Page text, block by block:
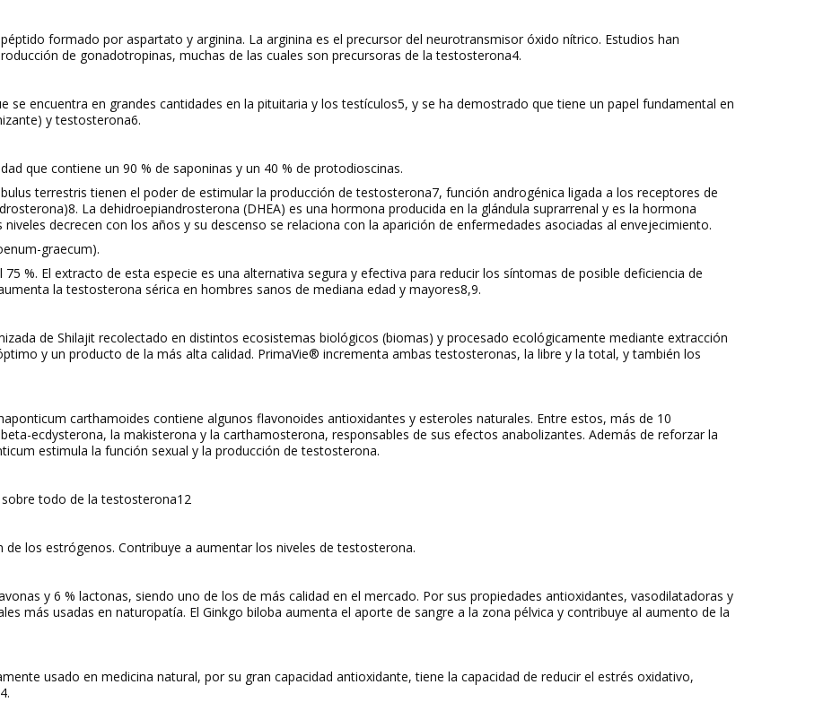
formado por aspartato y arginina. La arginina es el precursor del neurotransmisor óxido nítrico. Estudios han
de gonadotropinas, muchas de las cuales son precursoras de la testosterona4.
se encuentra en grandes cantidades en la pituitaria y los testículos5, y se ha demostrado que tiene un papel fundamental en
y testosterona6.
que contiene un 90 % de saponinas y un 40 % de protodioscinas.
terrestris tienen el poder de estimular la producción de testosterona7, función androgénica ligada a los receptores de
8. La dehidroepiandrosterona (DHEA) es una hormona producida en la glándula suprarrenal y es la hormona
decrecen con los años y su descenso se relaciona con la aparición de enfermedades asociadas al envejecimiento.
graecum).
%. El extracto de esta especie es una alternativa segura y efectiva para reducir los síntomas de posible deficiencia de
la testosterona sérica en hombres sanos de mediana edad y mayores8,9.
de Shilajit recolectado en distintos ecosistemas biológicos (biomas) y procesado ecológicamente mediante extracción
y un producto de la más alta calidad. PrimaVie® incrementa ambas testosteronas, la libre y la total, y también los
carthamoides contiene algunos flavonoides antioxidantes y esteroles naturales. Entre estos, más de 10
ecdysterona, la makisterona y la carthamosterona, responsables de sus efectos anabolizantes. Además de reforzar la
estimula la función sexual y la producción de testosterona.
todo de la testosterona12
los estrógenos. Contribuye a aumentar los niveles de testosterona.
y 6 % lactonas, siendo uno de los de más calidad en el mercado. Por sus propiedades antioxidantes, vasodilatadoras y
más usadas en naturopatía. El Ginkgo biloba aumenta el aporte de sangre a la zona pélvica y contribuye al aumento de la
usado en medicina natural, por su gran capacidad antioxidante, tiene la capacidad de reducir el estrés oxidativo,
.